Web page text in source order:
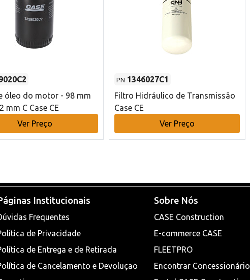
óleo do motor - 98 mm
mm C Case CE
Ver Preço
PN 1346027C1
Filtro Hidráulico de Transmissão
Case CE
Ver Preço
Institucionais
Frequentes
de Privacidade
de Entrega e de Retirada
de Cancelamento e Devoluçao
Sobre Nós
CASE Construction
E-commerce CASE
FLEETPRO
Encontrar Concessionário